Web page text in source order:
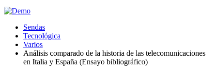
Sendas
Tecnológica
Varios
Análisis comparado de la historia de las telecomunicaciones
en Italia y España (Ensayo bibliográfico)